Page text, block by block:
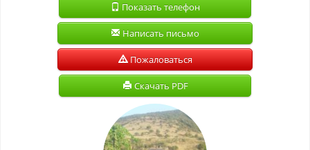
Показать телефон
Написать письмо
Пожаловаться
Скачать PDF